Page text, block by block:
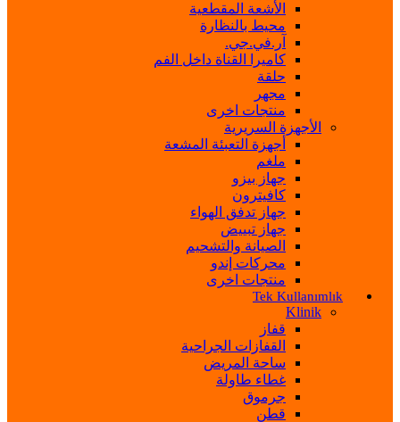
الأشعة المقطعية
محيط بالنظارة
آر.في.جي.
كاميرا القناة داخل الفم
حلقة
مجهر
منتجات اخرى
الأجهزة السريرية
أجهزة التعبئة المشعة
ملغم
جهاز بيزو
كافيترون
جهاز تدفق الهواء
جهاز تبييض
الصيانة والتشحيم
محركات إندو
منتجات اخرى
Tek Kullanımlık
Klinik
قفاز
القفازات الجراحية
ساحة المريض
غطاء طاولة
جرموق
قطن